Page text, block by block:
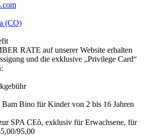
(CO)
RATE auf unserer Website erhalten
und die exklusive „Privilege Card“
Bino für Kinder von 2 bis 16 Jahren
SPA CEò, exklusiv für Erwachsene, für
95,00